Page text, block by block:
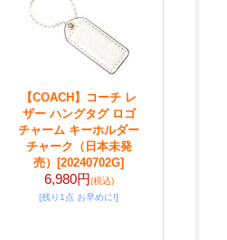
【COACH】コーチ レ
ザー ハングタグ ロゴ
チャーム キーホルダー
チャーク（日本未発
売）
[20240702G]
6,980円(税込)
[残り1点 お早めに!]